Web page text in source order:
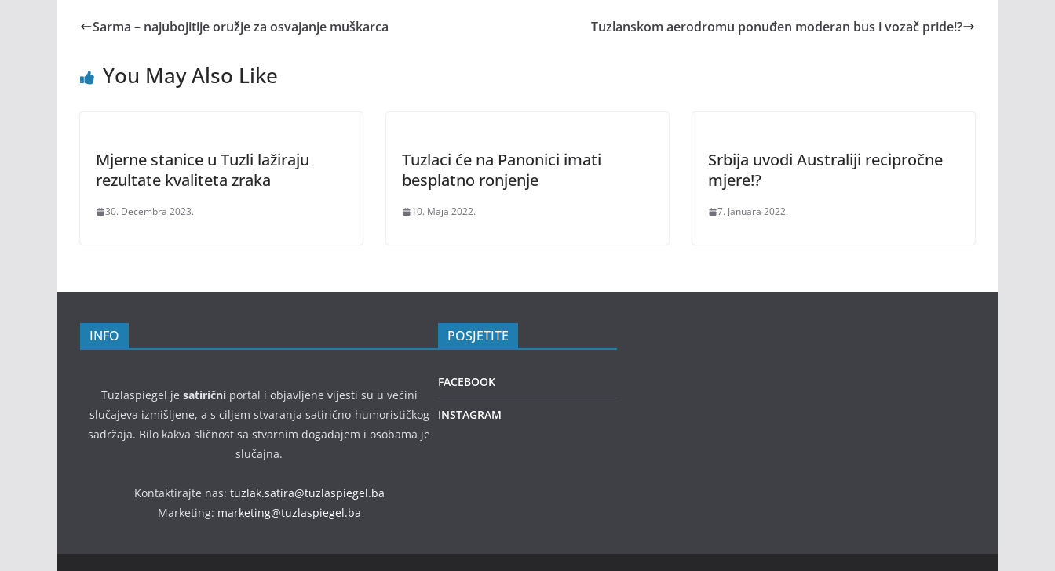
Sarma – najubojitije oružje za osvajanje muškarca Tuzlanskom aerodromu ponuđen moderan bus i vozač pride!?
You May Also Like
Mjerne stanice u Tuzli lažiraju
rezultate kvaliteta zraka
30. Decembra 2023.
Tuzlaci će na Panonici imati
besplatno ronjenje
10. Maja 2022.
Srbija uvodi Australiji recipročne
mjere!?
7. Januara 2022.
INFO
Tuzlaspiegel je satiričniportal i objavljene vijesti su u većini
slučajeva izmišljene, a s ciljem stvaranja satirično-humorističkog
sadržaja. Bilo kakva sličnost sa stvarnim događajem i osobama je
slučajna.
Kontaktirajte nas: tuzlak.satira@tuzlaspiegel.ba
Marketing: marketing@tuzlaspiegel.ba
POSJETITE
FACEBOOK
INSTAGRAM